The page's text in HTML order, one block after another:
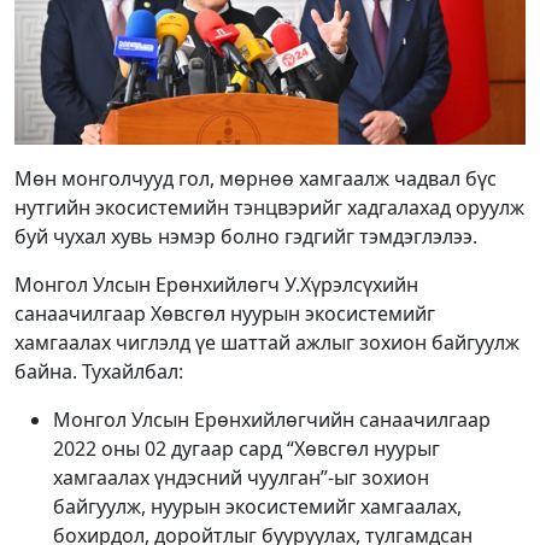
Мөн монголчууд гол, мөрнөө хамгаалж чадвал бүс
нутгийн экосистемийн тэнцвэрийг хадгалахад оруулж
буй чухал хувь нэмэр болно гэдгийг тэмдэглэлээ.
Монгол Улсын Ерөнхийлөгч У.Хүрэлсүхийн
санаачилгаар Хөвсгөл нуурын экосистемийг
хамгаалах чиглэлд үе шаттай ажлыг зохион байгуулж
байна. Тухайлбал:
Монгол Улсын Ерөнхийлөгчийн санаачилгаар
2022 оны 02 дугаар сард “Хөвсгөл нуурыг
хамгаалах үндэсний чуулган”-ыг зохион
байгуулж, нуурын экосистемийг хамгаалах,
бохирдол, доройтлыг бууруулах, тулгамдсан